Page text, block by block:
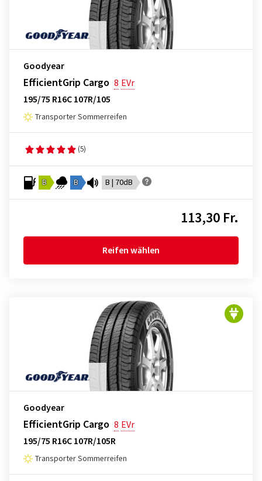
Goodyear
EfficientGrip Cargo 8 EVr
195/75 R16C 107R/105
Transporter Sommerreifen
(5)
B B B | 70dB
113,30 Fr.
Reifen wählen
Goodyear
EfficientGrip Cargo 8 EVr
195/75 R16C 107R/105R
Transporter Sommerreifen